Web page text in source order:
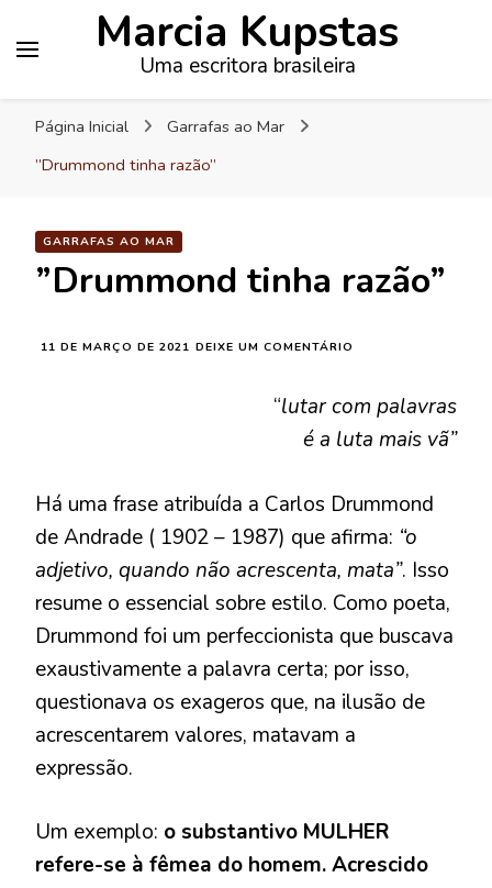
Marcia Kupstas
Uma escritora brasileira
Página Inicial
Garrafas ao Mar
”Drummond tinha razão”
GARRAFAS AO MAR
”Drummond tinha razão”
11 DE MARÇO DE 2021 DEIXE UM COMENTÁRIO
RAZÃO”
“lutar com palavras
é a luta mais vã”
Há uma frase atribuída a Carlos Drummond
de Andrade ( 1902 – 1987) que afirma: “o
adjetivo, quando não acrescenta, mata”. Isso
resume o essencial sobre estilo. Como poeta,
Drummond foi um perfeccionista que buscava
exaustivamente a palavra certa; por isso,
questionava os exageros que, na ilusão de
acrescentarem valores, matavam a
expressão.
Um exemplo: o substantivo MULHER
refere-se à fêmea do homem. Acrescido